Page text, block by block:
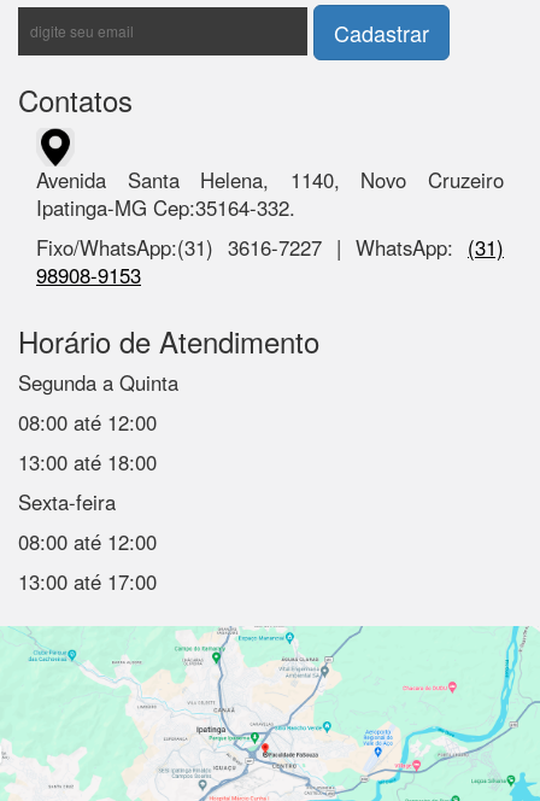
Contatos
Avenida Santa Helena, 1140, Novo Cruzeiro
Ipatinga-MG Cep:35164-332.
Fixo/WhatsApp:(31) 3616-7227 | WhatsApp: (31)
98908-9153
Horário de Atendimento
Segunda a Quinta
08:00 até 12:00
13:00 até 18:00
Sexta-feira
08:00 até 12:00
13:00 até 17:00